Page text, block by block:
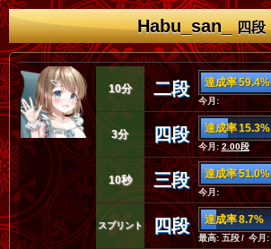
Habu_san_四段
10分 二段 達成率 59.4%
今月:
3分 四段 達成率 15.3%
今月:2.00段
10秒 三段 達成率 51.0%
今月:
スプリント 四段 達成率 8.7%
最高: 五段 / 今月: